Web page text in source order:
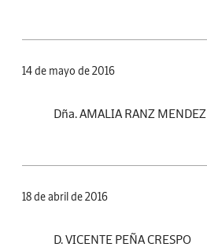
14 de mayo de 2016
Dña. AMALIA RANZ MENDEZ
18 de abril de 2016
D. VICENTE PEÑA CRESPO